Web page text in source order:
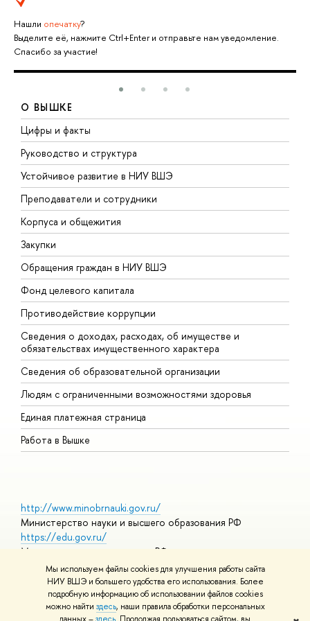
Мы используем файлы cookies для улучшения работы сайта
НИУ ВШЭ и большего удобства его использования. Более
подробную информацию об использовании файлов cookies
можно найти здесь, наши правила обработки персональных
Нашли опечатку?
Выделите её, нажмите Ctrl+Enter и отправьте нам уведомление.
Спасибо за участие!
О ВЫШКЕ
Цифры и факты
Руководство и структура
Устойчивое развитие в НИУ ВШЭ
Преподаватели и сотрудники
Корпуса и общежития
Закупки
Обращения граждан в НИУ ВШЭ
Фонд целевого капитала
Противодействие коррупции
Сведения о доходах, расходах, об имуществе и
обязательствах имущественного характера
Сведения об образовательной организации
Людям с ограниченными возможностями здоровья
Единая платежная страница
Работа в Вышке
http://www.minobrnauki.gov.ru/
Министерство науки и высшего образования РФ
https://edu.gov.ru/
Министерство просвещения РФ
https://elearning.hse.ru/mooc
Массовые открытые онлайн-курсы